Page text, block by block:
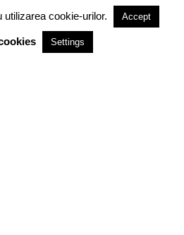
SI CONDITIIcookie-urilor.
Accept
Settings